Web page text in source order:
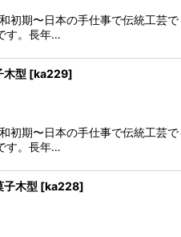
初期〜日本の手仕事で伝統工芸
す。長年…
木型 [ka229]
初期〜日本の手仕事で伝統工芸
す。長年…
子木型 [ka228]